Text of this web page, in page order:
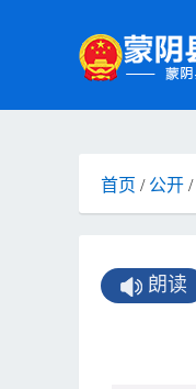
首页 / 公开 /
朗读